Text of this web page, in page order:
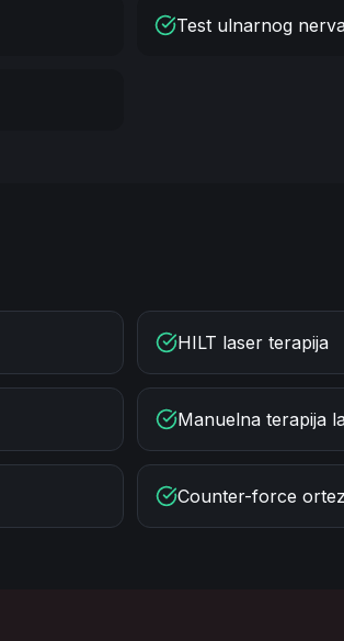
Test ulnarnog
HILT laser terapija
Manuelna terapija
Counter-force